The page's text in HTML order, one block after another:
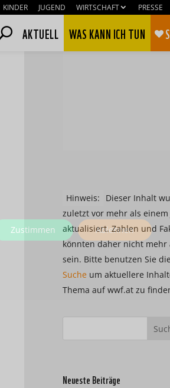
KINDER JUGEND WIRTSCHAFT PRESSE
AKTUELL WAS KANN ICH TUN
Hinweis:
Dieser Inhalt
zuletzt vor mehr als einem
aktualisiert. Zahlen und
könnten daher nicht mehr
sein. Bitte benutzen Sie die
Suche um aktuellere
Thema auf wwf.at zu
Neueste Beiträge
Zustimmen Ablehnen